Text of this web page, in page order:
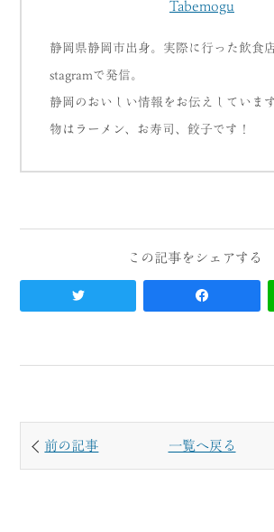
Tabemogu
静岡県静岡市出身。実際に行った飲食
stagramで発信。
静岡のおいしい情報をお伝えしていま
物はラーメン、お寿司、餃子です！
前の記事 一覧へ戻る